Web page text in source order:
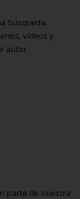
búsqueda.
vídeos y
autor
parte de nuestra